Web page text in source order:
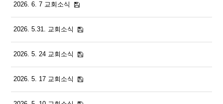
2026. 6. 7 교회소식
2026. 5.31. 교회소식
2026. 5. 24 교회소식
2026. 5. 17 교회소식